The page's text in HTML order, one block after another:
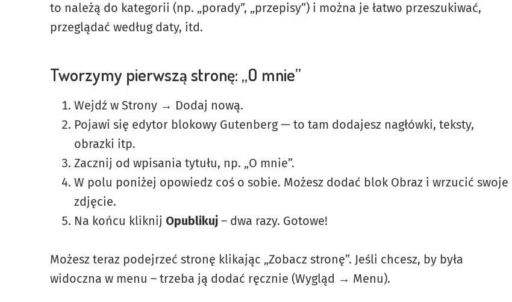
to należą do kategorii (np. „porady”, „przepisy”) i można je łatwo przeszukiwać,
przeglądać według daty, itd.
Tworzymy pierwszą stronę: „O mnie”
Wejdź w Strony → Dodaj nową.
Pojawi się edytor blokowy Gutenberg — to tam dodajesz nagłówki, teksty,
obrazki itp.
Zacznij od wpisania tytułu, np. „O mnie”.
W polu poniżej opowiedz coś o sobie. Możesz dodać blok Obraz i wrzucić swoje
zdjęcie.
Na końcu kliknij Opublikuj – dwa razy. Gotowe!
Możesz teraz podejrzeć stronę klikając „Zobacz stronę”. Jeśli chcesz, by była
widoczna w menu – trzeba ją dodać ręcznie (Wygląd → Menu).